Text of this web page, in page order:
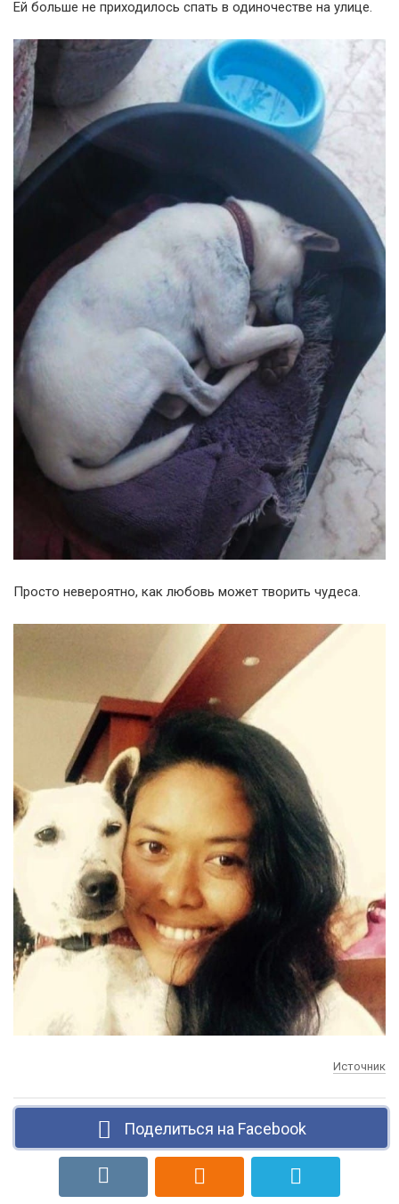
Ей больше не приходилось спать в одиночестве на улице.
Просто невероятно, как любовь может творить чудеса.
Источник
Поделиться на Facebook